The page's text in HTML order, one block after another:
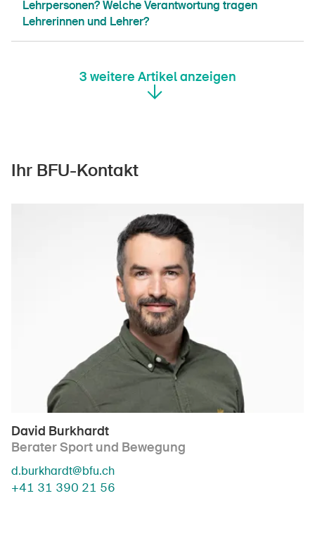
Lehrpersonen? Welche Verantwortung tragen
Lehrerinnen und Lehrer?
3 weitere Artikel anzeigen
Ihr BFU-Kontakt
David Burkhardt
Berater Sport und Bewegung
d.burkhardt@bfu.ch
+41 31 390 21 56